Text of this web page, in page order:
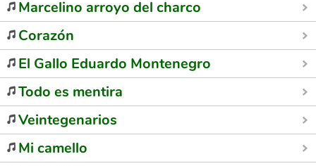
Marcelino arroyo del charco
Corazón
El Gallo Eduardo Montenegro
Todo es mentira
Veintegenarios
Mi camello